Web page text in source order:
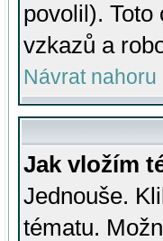
povolil).
vzkazů a
Návrat nahoru
Jak vložím
Jednouše.
tématu.